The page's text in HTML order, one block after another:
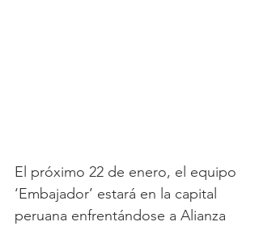
El próximo 22 de enero, el equipo
‘Embajador’ estará en la capital
peruana enfrentándose a Alianza